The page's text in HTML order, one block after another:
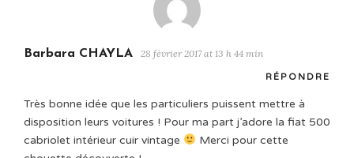
Barbara CHAYLA 28 février 2017 at 13 h 44 min
RÉPONDRE
Très bonne idée que les particuliers puissent mettre à
disposition leurs voitures ! Pour ma part j’adore la fiat 500
cabriolet intérieur cuir vintage
Merci pour cette